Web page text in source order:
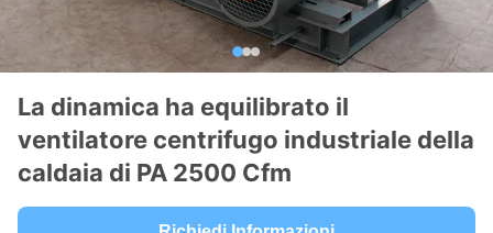
La dinamica ha equilibrato il
ventilatore centrifugo industriale della
caldaia di PA 2500 Cfm